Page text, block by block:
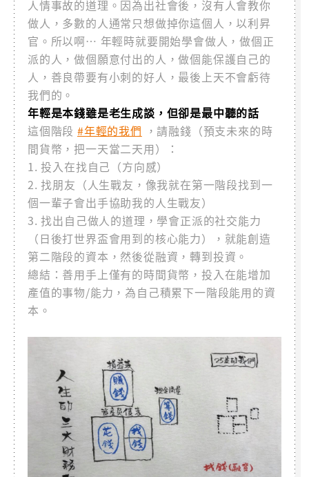
人情事故的道理。因為出社會後，沒有人會教你
做人，多數的人通常只想做掉你這個人，以利昇
官。所以啊… 年輕時就要開始學會做人，做個正
派的人，做個願意付出的人，做個能保護自己的
人，善良帶要有小刺的好人，最後上天不會虧待
我們的。
年輕是本錢雖是老生成談，但卻是最中聽的話
這個階段 #年輕的我們 ，請融錢（預支未來的時
間貨幣，把一天當二天用）：
1. 投入在找自己（方向感）
2. 找朋友（人生戰友，像我就在第一階段找到一
個一輩子會出手協助我的人生戰友）
3. 找出自己做人的道理，學會正派的社交能力
（日後打世界盃會用到的核心能力），就能創造
第二階段的資本，然後從融資，轉到投資。
總結：善用手上僅有的時間貨幣，投入在能增加
產值的事物/能力，為自己積累下一階段能用的資
本。